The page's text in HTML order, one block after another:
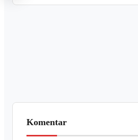
Komentar